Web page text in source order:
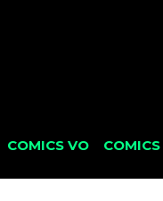
COMICS VO